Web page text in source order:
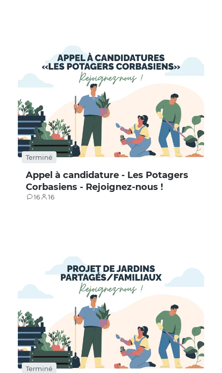
Terminé
Appel à candidature - Les Potagers
Corbasiens - Rejoignez-nous !
16
Contributions
16
Participants
Terminé